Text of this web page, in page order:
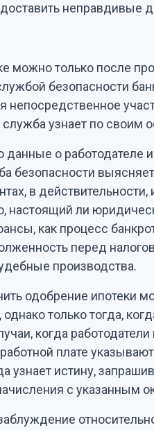
неправдивые
можно только после
безопасности
непосредственное
узнает по своим
о работодателе и
безопасности
в действительности,
настоящий ли
как процесс
перед
производства.
одобрение ипотеки
только тогда,
когда работодатели
плате
узнает истину,
с указанным